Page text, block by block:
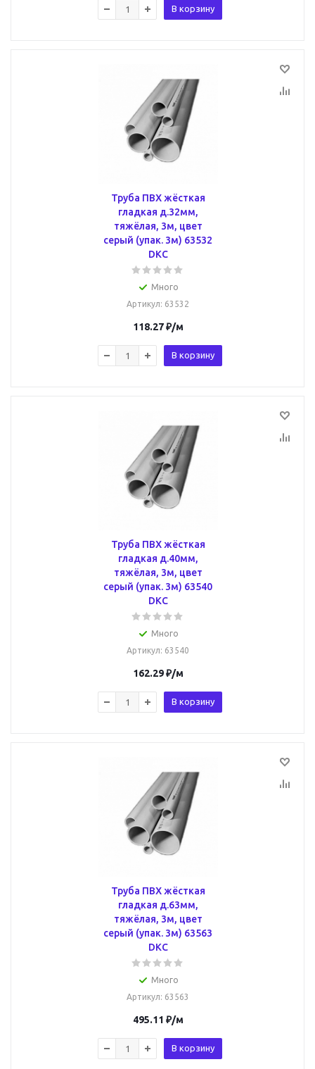
В корзину
Труба ПВХ жёсткая
гладкая д.32мм,
тяжёлая, 3м, цвет
серый (упак. 3м) 63532
DKC
Много
Артикул: 63532
118.27₽/м
В корзину
Труба ПВХ жёсткая
гладкая д.40мм,
тяжёлая, 3м, цвет
серый (упак. 3м) 63540
DKC
Много
Артикул: 63540
162.29₽/м
В корзину
Труба ПВХ жёсткая
гладкая д.63мм,
тяжёлая, 3м, цвет
серый (упак. 3м) 63563
DKC
Много
Артикул: 63563
495.11 ₽/м
В корзину